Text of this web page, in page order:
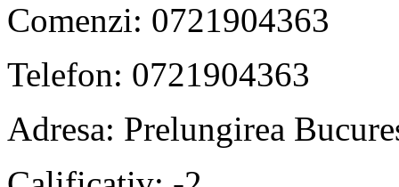
Comenzi: 0721904363
Telefon: 0721904363
Adresa: Prelungirea